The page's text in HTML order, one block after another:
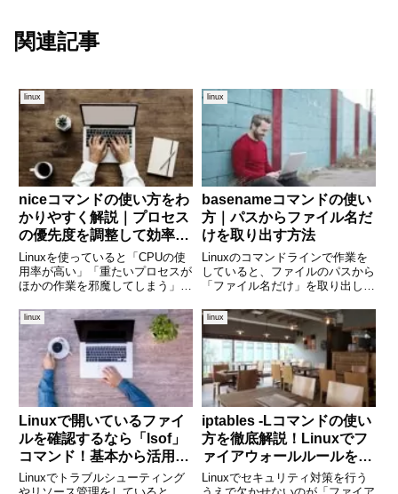
関連記事
linux
niceコマンドの使い方をわ
かりやすく解説｜プロセス
の優先度を調整して効率的
な実行を
Linuxを使っていると「CPUの使
用率が高い」「重たいプロセスが
ほかの作業を邪魔してしまう」と
ます。そんなときに便利なのが、
プロセスの優先度を調整できる
「nice」コマンドです。niceコマ
ンドを使えば、特定
linux
basenameコマンドの使い
方｜パスからファイル名だ
けを取り出す方法
Linuxのコマンドラインで作業を
していると、ファイルのパスから
「ファイル名だけ」を取り出した
スクリプトを書く際やログの整
形、パスの操作など、さまざまな
場面で役に立つのが basename
コマンドです。本記事
linux
Linuxで開いているファイ
ルを確認するなら「lsof」
コマンド！基本から活用例
まで徹底解説
Linuxでトラブルシューティング
linux
iptables -Lコマンドの使い
方を徹底解説！Linuxでフ
ァイアウォールルールを確
認する方法
Linuxでセキュリティ対策を行う